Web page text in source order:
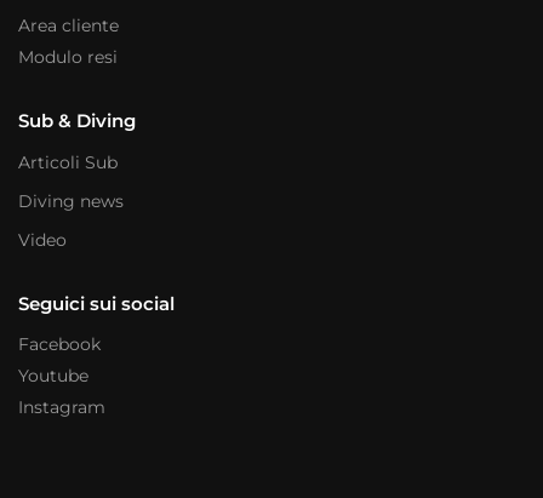
Area cliente
Modulo resi
Sub & Diving
Articoli Sub
Diving news
Video
Seguici sui social
Facebook
Youtube
Instagram